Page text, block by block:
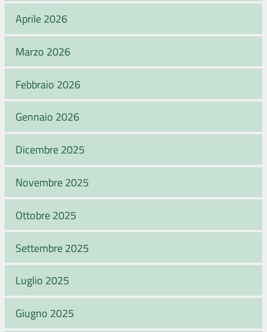
Aprile 2026
Marzo 2026
Febbraio 2026
Gennaio 2026
Dicembre 2025
Novembre 2025
Ottobre 2025
Settembre 2025
Luglio 2025
Giugno 2025